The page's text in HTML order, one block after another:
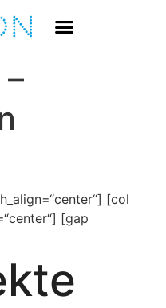
[col
[gap